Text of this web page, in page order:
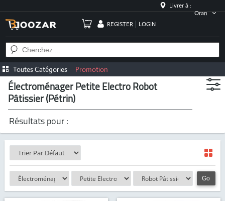
Livrer à :
Oran
REGISTER
LOGIN
Toutes Catégories Promotion
Électroménager Petite Electro Robot
Pâtissier (pétrin)
Résultats pour :
Go